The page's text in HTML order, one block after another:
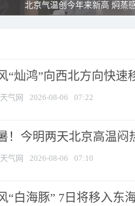
北京气温创今年来新高 焖蒸
“灿鸿”向西北方向快速
气网 2026-08-06 07:22
！今明两天北京高温
气网 2026-08-06 07:10
“白海豚” 7日将移入东